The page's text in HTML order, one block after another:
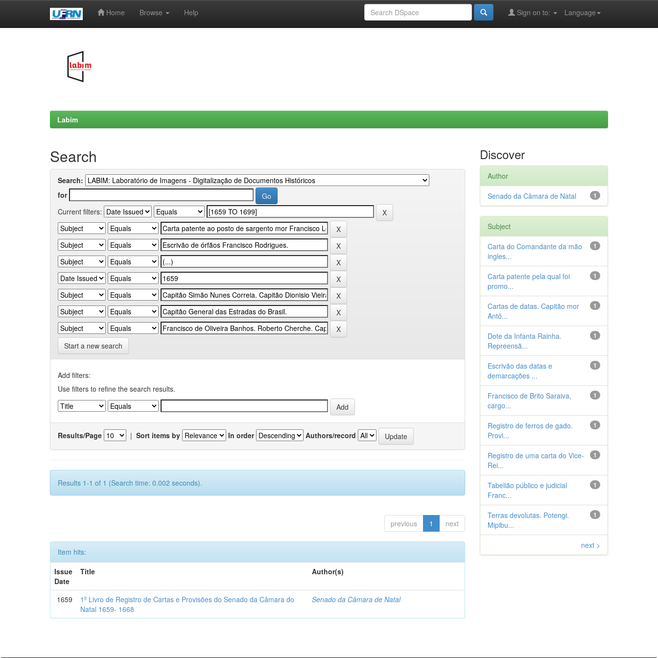
Home Browse Help Language
Sign on to:
Labim
Search
Search:
for
Current filters:
Start a new search
Add filters:
Use filters to refine the search results.
Results/Page | Sort items by In order Authors/record
Results 1-1 of 1 (Search time: 0.002 seconds).
previous 1 next
Item hits:
Issue
Date
Title Author(s)
1659
1º Livro de Registro de Cartas e Provisões do Senado da Câmara do
Natal 1659- 1668
Senado da Câmara de Natal
Discover
Author
1
Senado da Câmara de Natal
Subject
1
Carta do Comandante da mão
ingles...
1
Carta patente pela qual foi
promo...
1
Cartas de datas. Capitão mor
Antô...
1
Dote da Infanta Rainha.
Repreensã...
1
Escrivão das datas e
demarcações ...
1
Francisco de Brito Saraiva,
cargo...
1
Registro de ferros de gado.
Provi...
1
Registro de uma carta do Vice-
Rei...
1
Tabelião público e judicial
Franc...
1
Terras devolutas. Potengi.
Mipibu...
next >